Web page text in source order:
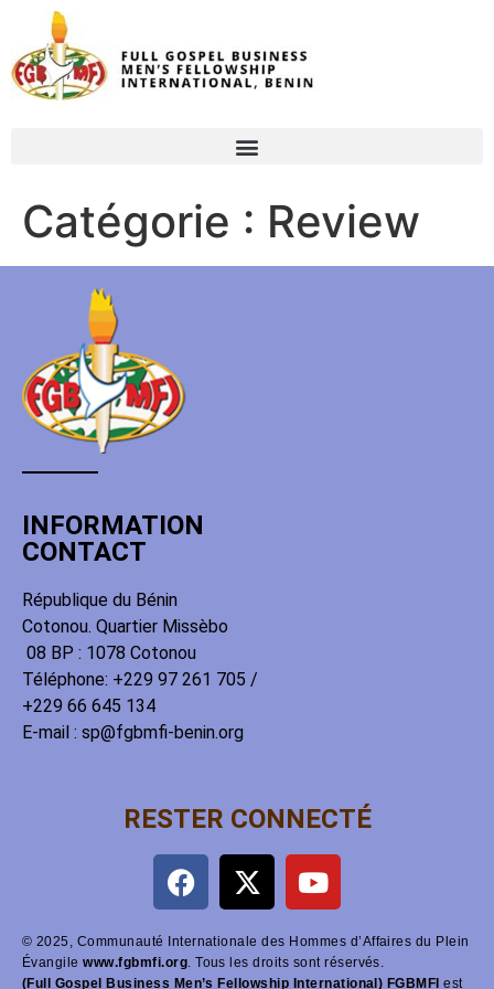
Catégorie : Review
INFORMATION
CONTACT
République du Bénin
Cotonou. Quartier Missèbo
08 BP : 1078 Cotonou
Téléphone: +229 97 261 705 /
+229 66 645 134
E-mail : sp@fgbmfi-benin.org
RESTER CONNECTÉ
© 2025, Communauté Internationale des Hommes d’Affaires du Plein
Évangilewww.fgbmfi.org. Tous les droits sont réservés.
(Full Gospel Business Men’s Fellowship International) FGBMFI est